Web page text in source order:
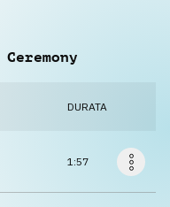
DURATA
1:57